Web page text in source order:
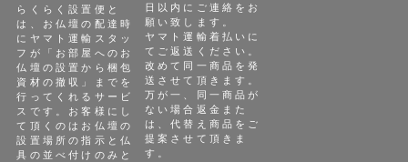
らくらく設置便と
は、お仏壇の配達時
にヤマト運輸スタッ
フが「お部屋へのお
仏壇の設置から梱包
資材の撤収」までを
行ってくれるサービ
スです。お客様にし
て頂くのはお仏壇の
設置場所の指示と仏
具の並べ付けのみと
日以内にご連絡をお
願い致します。
ヤマト運輸着払いに
てご返送ください。
改めて同一商品を発
送させて頂きます。
万が一、同一商品が
ない場合返金また
は、代替え商品をご
提案させて頂きま
す。